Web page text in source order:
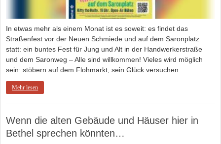
In etwas mehr als einem Monat ist es soweit: es findet das
Straßenfest vor der Neuen Schmiede und auf dem Saronplatz
statt: ein buntes Fest für Jung und Alt in der Handwerkerstraße
und dem Saronweg – Alle sind willkommen! Vieles wird möglich
sein: stöbern auf dem Flohmarkt, sein Glück versuchen …
Mehr lesen
Wenn die alten Gebäude und Häuser hier in
Bethel sprechen könnten…